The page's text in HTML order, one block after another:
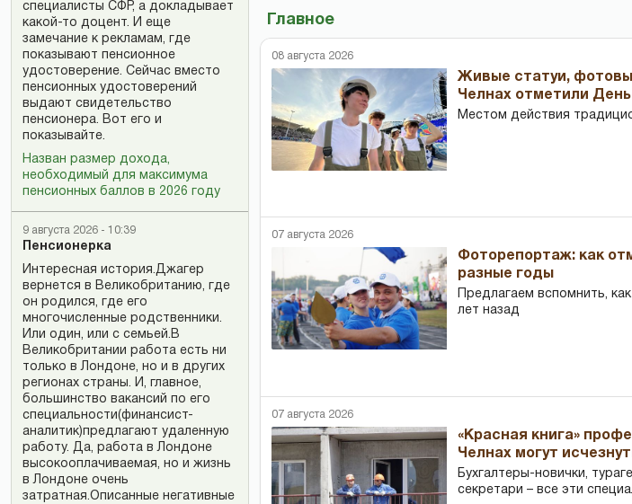
специалисты СФР, а докладывает
какой-то доцент. И еще
замечание к рекламам, где
показывают пенсионное
удостоверение. Сейчас вместо
пенсионных удостоверений
выдают свидетельство
пенсионера. Вот его и
показывайте.
Назван размер дохода,
необходимый для максимума
пенсионных баллов в 2026 году
9 августа 2026 - 10:39
Пенсионерка
Интересная история.Джагер
вернется в Великобританию, где
он родился, где его
многочисленные родственники.
Или один, или с семьей.В
Великобритании работа есть ни
только в Лондоне, но и в других
регионах страны. И, главное,
большинство вакансий по его
специальности(финансист-
аналитик)предлагают удаленную
работу. Да, работа в Лондоне
высокооплачиваемая, но и жизнь
в Лондоне очень
затратная.Описанные негативные
Главное
08 августа 2026
Живые статуи,
Челнах отметили
Местом действия
07 августа 2026
Фоторепортаж: как
разные годы
Предлагаем вспомнить,
лет назад
07 августа 2026
«Красная книга»
Челнах могут
Бухгалтеры-новички,
секретари – все эти